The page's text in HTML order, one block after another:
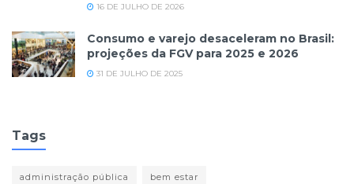
16 DE JULHO DE 2026
Consumo e varejo desaceleram no Brasil:
projeções da FGV para 2025 e 2026
31 DE JULHO DE 2025
Tags
administração pública bem estar